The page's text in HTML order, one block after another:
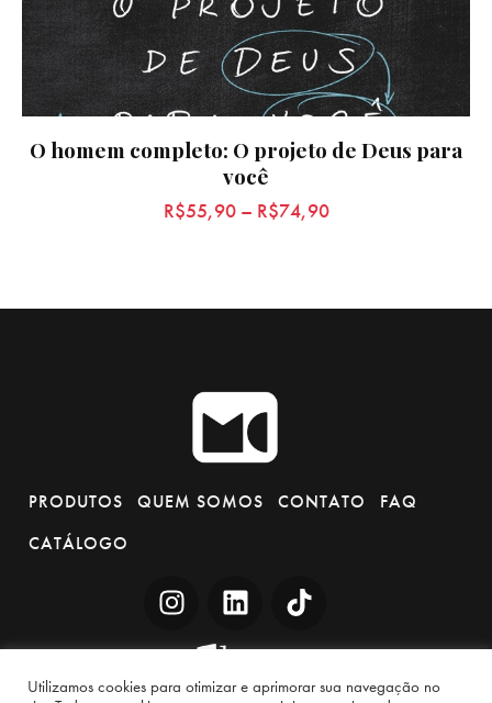
O homem completo: O projeto de Deus para
você
R$55,90– R$74,90
PRODUTOS QUEM SOMOS CONTATO
FAQ
CATÁLOGO
Utilizamos cookies para otimizar e aprimorar sua navegação no